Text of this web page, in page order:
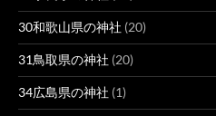
30和歌山県の神社 (20)
31鳥取県の神社 (20)
34広島県の神社 (1)